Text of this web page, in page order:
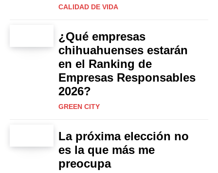
CALIDAD DE VIDA
¿Qué empresas
chihuahuenses estarán
en el Ranking de
Empresas Responsables
2026?
GREEN CITY
La próxima elección no
es la que más me
preocupa